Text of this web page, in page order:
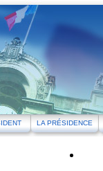
LA PRÉSIDENCE